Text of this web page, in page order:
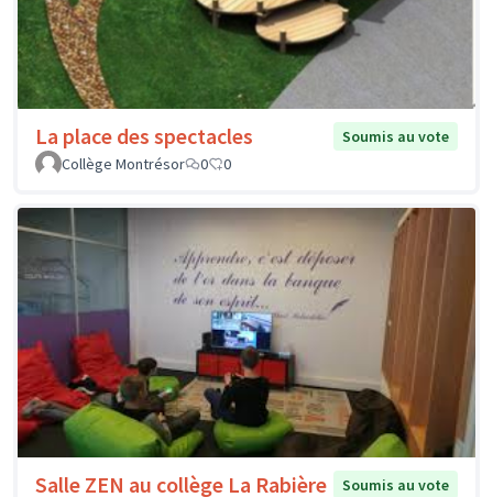
La place des spectacles
Soumis au vote
Collège Montrésor
0 0
Salle ZEN au collège La Rabière
Soumis au vote